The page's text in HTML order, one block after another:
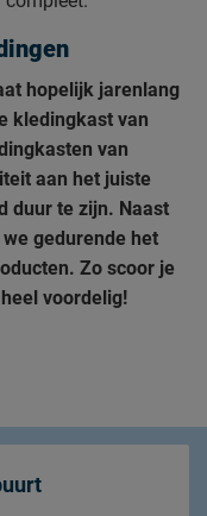
hopelijk jarenlang
kledingkast van
van
aan het juiste
duur te zijn. Naast
gedurende het
Zo scoor je
voordelig!